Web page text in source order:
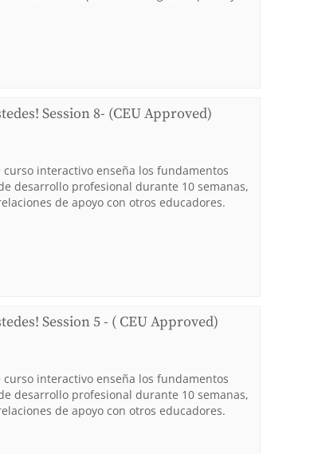
Session 8- (CEU Approved)
interactivo enseña los fundamentos
desarrollo profesional durante 10 semanas,
de apoyo con otros educadores.
Session 5 - ( CEU Approved)
interactivo enseña los fundamentos
desarrollo profesional durante 10 semanas,
de apoyo con otros educadores.